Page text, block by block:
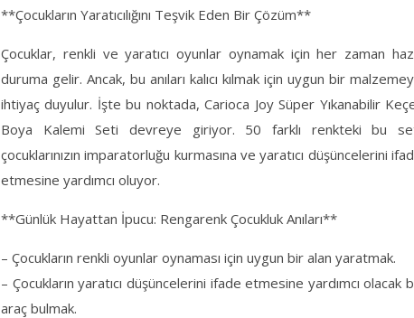
**Çocukların Yaratıcılığını Teşvik Eden Bir Çözüm**
Çocuklar, renkli ve yaratıcı oyunlar oynamak için her zaman
duruma gelir. Ancak, bu anıları kalıcı kılmak için uygun bir
ihtiyaç duyulur. İşte bu noktada, Carioca Joy Süper Yıkanabilir
Boya Kalemi Seti devreye giriyor. 50 farklı renkteki bu
çocuklarınızın imparatorluğu kurmasına ve yaratıcı düşüncelerini
etmesine yardımcı oluyor.
**Günlük Hayattan İpucu: Rengarenk Çocukluk Anıları**
– Çocukların renkli oyunlar oynaması için uygun bir alan yaratmak.
– Çocukların yaratıcı düşüncelerini ifade etmesine yardımcı olacak
araç bulmak.